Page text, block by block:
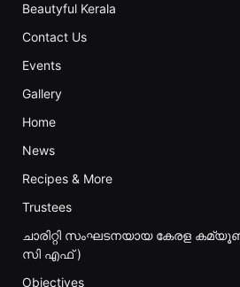
Beautyful Kerala
Contact Us
Events
Gallery
Home
News
Recipes & More
Trustees
ചാരിറ്റി സംഘടനയായ കേരള
സി എഫ് )
Objectives